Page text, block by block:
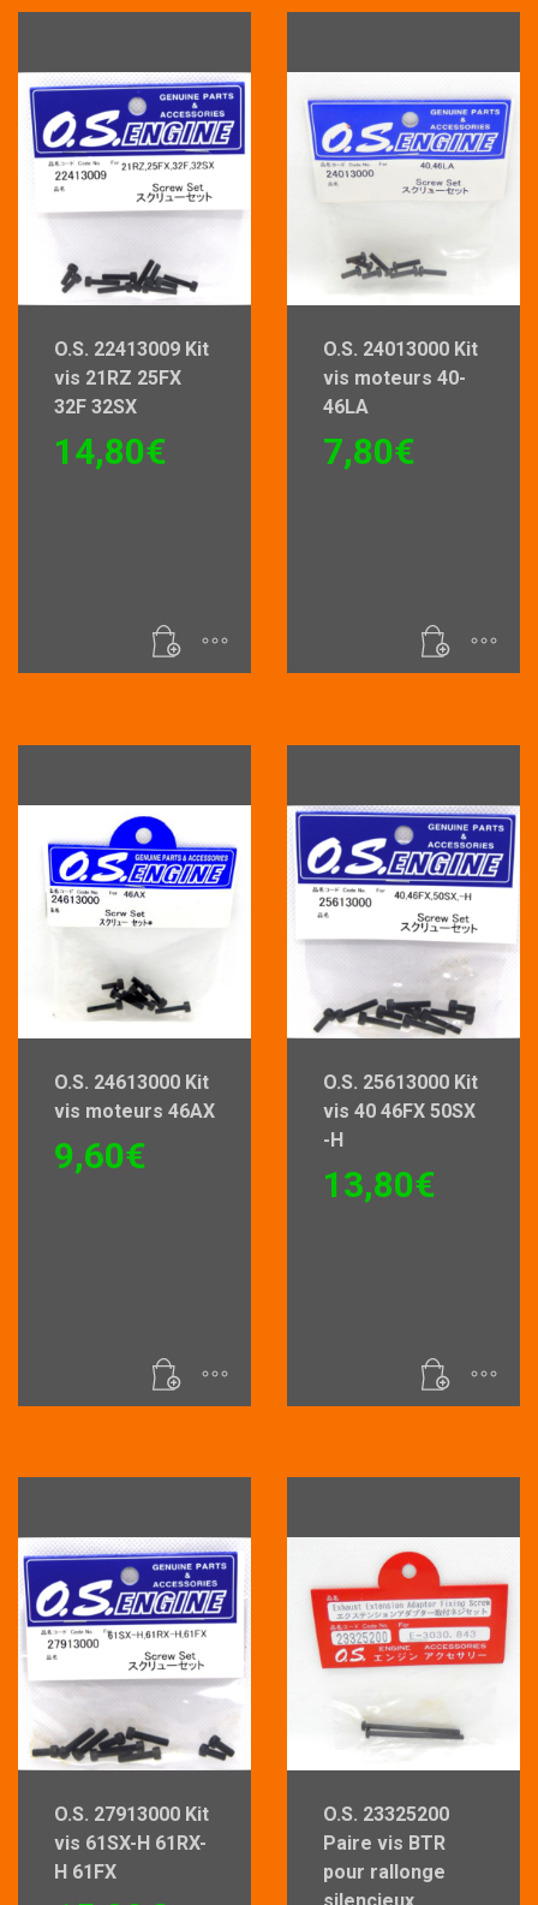
O.S. 22413009 Kit
vis 21RZ 25FX
32F 32SX
14,80€
O.S. 24013000 Kit
vis moteurs 40-
46LA
7,80€
O.S. 24613000 Kit
vis moteurs 46AX
9,60€
O.S. 25613000 Kit
vis 40 46FX 50SX
-H
13,80€
O.S. 27913000 Kit
vis 61SX-H 61RX-
H 61FX
O.S. 23325200
Paire vis BTR
pour rallonge